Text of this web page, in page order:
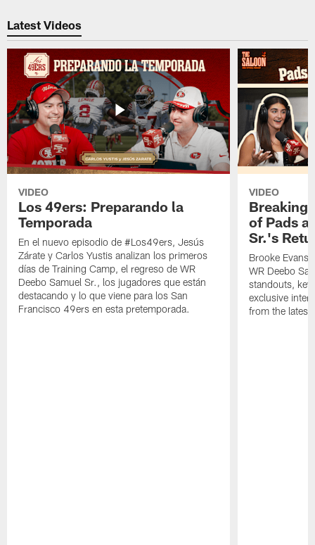
Latest Videos
VIDEO
Los 49ers: Preparando la
Temporada
En el nuevo episodio de #Los49ers, Jesús
Zárate y Carlos Yustis analizan los primeros
días de Training Camp, el regreso de WR
Deebo Samuel Sr., los jugadores que están
destacando y lo que viene para los San
Francisco 49ers en esta pretemporada.
VIDEO
Breaking
of Pads
Sr.'s
Brooke Evans
WR Deebo
standouts,
exclusive
from the latest